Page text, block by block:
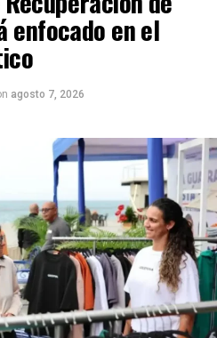
enfocado en el
agosto 7, 2026